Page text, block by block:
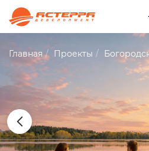
Главная Проекты